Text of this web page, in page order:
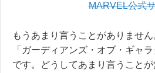
MARVEL公式
もうあまり言うことがありませ
「ガーディアンズ・オブ・ギャ
です。どうしてあまり言うこと